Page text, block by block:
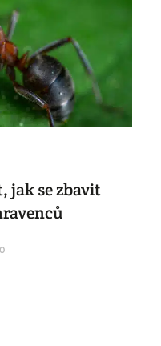
jak se zbavit